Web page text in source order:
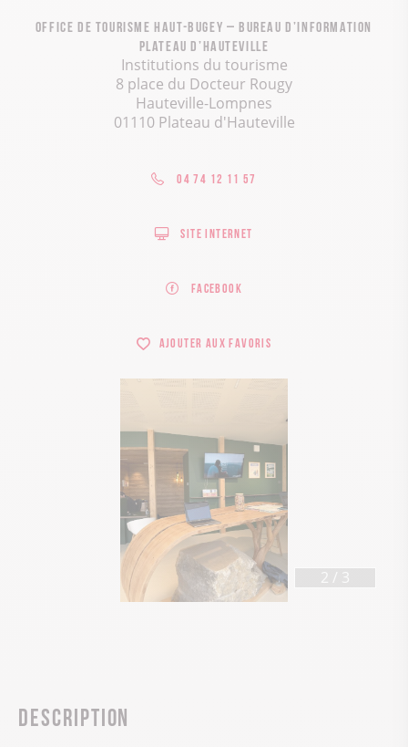
Office de Tourisme Haut-Bugey – Bureau d’information
Plateau d’Hauteville
Institutions du tourisme
8 place du Docteur Rougy
Hauteville-Lompnes
01110 Plateau d'Hauteville
04 74 12 11 57
Site internet
Facebook
Ajouter aux favoris
3 / 3
Description